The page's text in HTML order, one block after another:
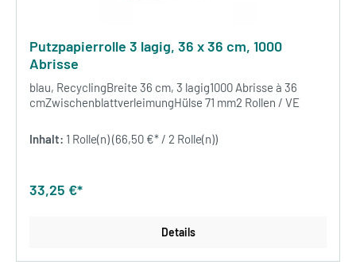
Putzpapierrolle 3 lagig, 36 x 36 cm, 1000
Abrisse
blau, RecyclingBreite 36 cm, 3 lagig1000 Abrisse à 36
cmZwischenblattverleimungHülse 71 mm2 Rollen / VE
Inhalt: 1 Rolle(n)(66,50 €* / 2 Rolle(n))
33,25 €*
Details